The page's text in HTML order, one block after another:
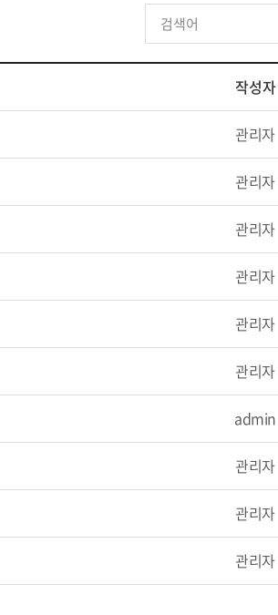
작성자
관리자
관리자
관리자
관리자
관리자
관리자
admin
관리자
관리자
관리자